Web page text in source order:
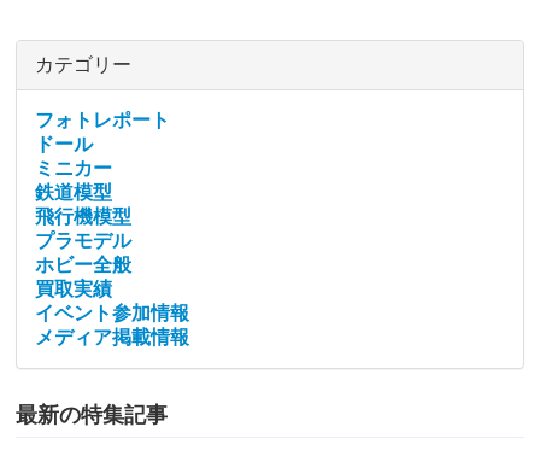
カテゴリー
フォトレポート
ドール
ミニカー
鉄道模型
飛行機模型
プラモデル
ホビー全般
買取実績
イベント参加情報
メディア掲載情報
最新の特集記事